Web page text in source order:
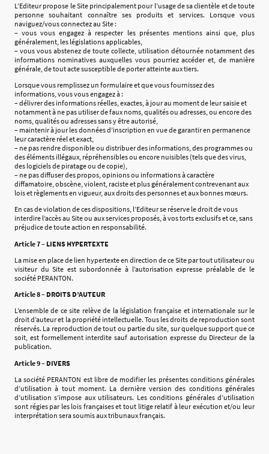
L’Editeur propose le Site principalement pour l’usage de sa clientèle et de toute
personne souhaitant connaître ses produits et services. Lorsque vous
naviguez/vous connectez au Site :
– vous vous engagez à respecter les présentes mentions ainsi que, plus
généralement, les législations applicables,
– vous vous abstenez de toute collecte, utilisation détournée notamment des
informations nominatives auxquelles vous pourriez accéder et, de manière
générale, de tout acte susceptible de porter atteinte aux tiers.
Lorsque vous remplissez un formulaire et que vous fournissez des
informations, vous vous engagez à :
– délivrer des informations réelles, exactes, à jour au moment de leur saisie et
notamment à ne pas utiliser de faux noms, qualités ou adresses, ou encore des
noms, qualités ou adresses sans y être autorisé,
– maintenir à jour les données d’inscription en vue de garantir en permanence
leur caractère réel et exact,
– ne pas rendre disponible ou distribuer des informations, des programmes ou
des éléments illégaux, répréhensibles ou encore nuisibles (tels que des virus,
des logiciels de piratage ou de copie),
– ne pas diffuser des propos, opinions ou informations à caractère
diffamatoire, obscène, violent, raciste et plus généralement contrevenant aux
lois et règlements en vigueur, aux droits des personnes et aux bonnes mœurs.
En cas de violation de ces dispositions, l’Editeur se réserve le droit de vous
interdire l’accès au Site ou aux services proposés, à vos torts exclusifs et ce, sans
préjudice de toute action en responsabilité.
Article 7 – LIENS HYPERTEXTE
La mise en place de lien hypertexte en direction de ce Site par tout utilisateur ou
visiteur du Site est subordonnée à l’autorisation expresse préalable de le
société PERANTON.
Article 8 – DROITS D’AUTEUR
L’ensemble de ce site relève de la législation française et internationale sur le
droit d’auteur et la propriété intellectuelle. Tous les droits de reproduction sont
réservés. La reproduction de tout ou partie du site, sur quelque support que ce
soit, est formellement interdite sauf autorisation expresse du Directeur de la
publication.
Article 9 – DIVERS
La société PERANTON est libre de modifier les présentes conditions générales
d’utilisation à tout moment. La dernière version des conditions générales
d’utilisation s’impose aux utilisateurs. Les conditions générales d’utilisation
sont régies par les lois françaises et tout litige relatif à leur exécution et/ou leur
interprétation sera soumis aux tribunaux français.